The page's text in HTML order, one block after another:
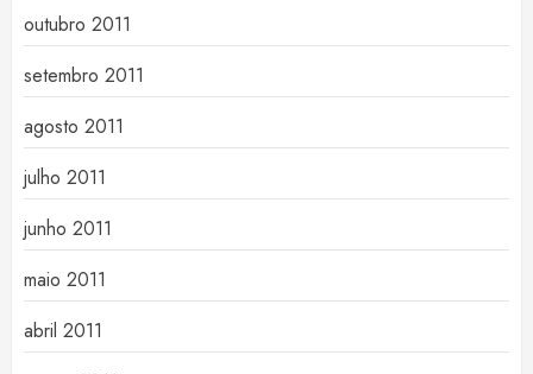
outubro 2011
setembro 2011
agosto 2011
julho 2011
junho 2011
maio 2011
abril 2011